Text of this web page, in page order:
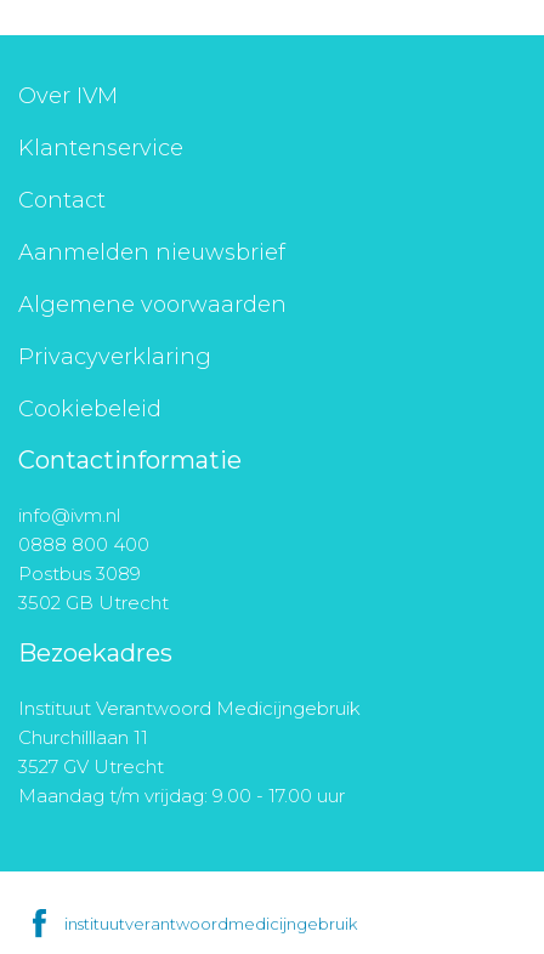
Over IVM
Klantenservice
Contact
Aanmelden nieuwsbrief
Algemene voorwaarden
Privacyverklaring
Cookiebeleid
Contactinformatie
info@ivm.nl
0888 800 400
Postbus 3089
3502 GB Utrecht
Bezoekadres
Instituut Verantwoord Medicijngebruik
Churchilllaan 11
3527 GV Utrecht
Maandag t/m vrijdag: 9.00 - 17.00 uur
instituutverantwoordmedicijngebruik